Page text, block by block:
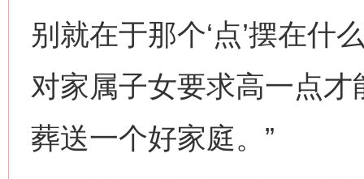
别就在于那个‘点’摆在什
对家属子女要求高一点
葬送一个好家庭。”